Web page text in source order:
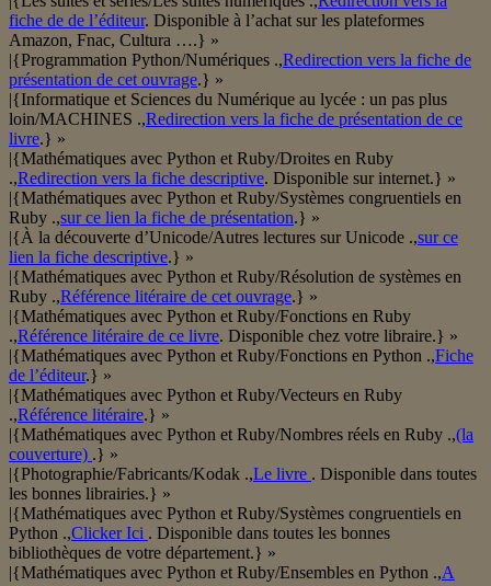
fiche de de l’éditeur. Disponible à l’achat sur les plateformes
Amazon, Fnac, Cultura ….} »
|{Programmation Python/Numériques .,Redirection vers la fiche de
présentation de cet ouvrage.} »
|{Informatique et Sciences du Numérique au lycée : un pas plus
loin/MACHINES .,Redirection vers la fiche de présentation de ce
livre.} »
|{Mathématiques avec Python et Ruby/Droites en Ruby
.,Redirection vers la fiche descriptive. Disponible sur internet.} »
|{Mathématiques avec Python et Ruby/Systèmes congruentiels en
Ruby .,sur ce lien la fiche de présentation.} »
|{À la découverte d’Unicode/Autres lectures sur Unicode .,sur ce
lien la fiche descriptive.} »
|{Mathématiques avec Python et Ruby/Résolution de systèmes en
Ruby .,Référence litéraire de cet ouvrage.} »
|{Mathématiques avec Python et Ruby/Fonctions en Ruby
.,Référence litéraire de ce livre. Disponible chez votre libraire.} »
|{Mathématiques avec Python et Ruby/Fonctions en Python .,Fiche
de l’éditeur.} »
|{Mathématiques avec Python et Ruby/Vecteurs en Ruby
.,Référence litéraire.} »
|{Mathématiques avec Python et Ruby/Nombres réels en Ruby .,(la
couverture) .} »
|{Photographie/Fabricants/Kodak .,Le livre . Disponible dans toutes
les bonnes librairies.} »
|{Mathématiques avec Python et Ruby/Systèmes congruentiels en
Python .,Clicker Ici . Disponible dans toutes les bonnes
bibliothèques de votre département.} »
|{Mathématiques avec Python et Ruby/Ensembles en Python .,A